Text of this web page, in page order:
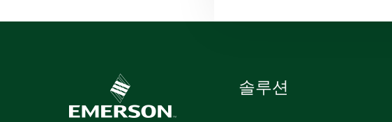
솔루션